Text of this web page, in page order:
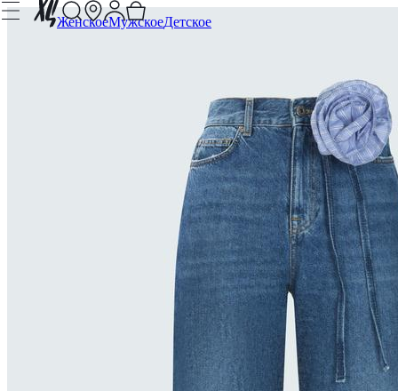
ЖенскоеМужскоеДетское